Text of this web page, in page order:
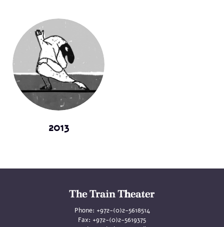
2013
Phone: +972-(0)2-5618514
Fax: +972-(0)2-5619375